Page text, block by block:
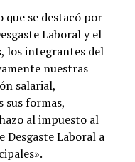
que se destacó por
Laboral y el
los integrantes del
nuestras
salarial,
sus formas,
al impuesto al
Desgaste Laboral a